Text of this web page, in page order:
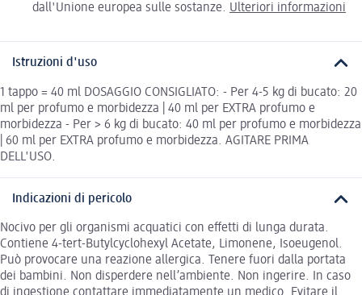
dall'Unione europea sulle sostanze. Ulteriori informazioni
Istruzioni d'uso
1 tappo = 40 ml DOSAGGIO CONSIGLIATO: - Per 4-5 kg di bucato: 20
ml per profumo e morbidezza | 40 ml per EXTRA profumo e
morbidezza - Per > 6 kg di bucato: 40 ml per profumo e morbidezza
| 60 ml per EXTRA profumo e morbidezza. AGITARE PRIMA
DELL'USO.
Indicazioni di pericolo
Nocivo per gli organismi acquatici con effetti di lunga durata.
Contiene 4-tert-Butylcyclohexyl Acetate, Limonene, Isoeugenol.
Può provocare una reazione allergica. Tenere fuori dalla portata
dei bambini. Non disperdere nell’ambiente. Non ingerire. In caso